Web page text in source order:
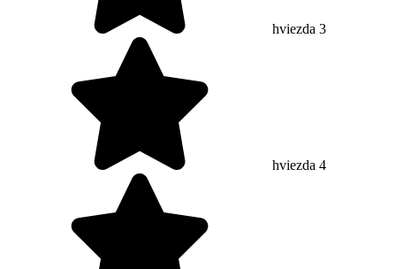
hviezda 3
hviezda 4